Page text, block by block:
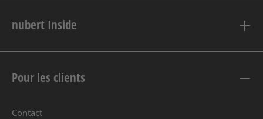
nubert Inside
Pour les clients
Contact